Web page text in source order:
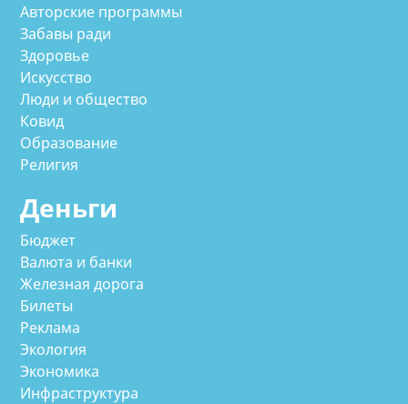
Авторские программы
Забавы ради
Здоровье
Искусство
Люди и общество
Ковид
Образование
Религия
Деньги
Бюджет
Валюта и банки
Железная дорога
Билеты
Реклама
Экология
Экономика
Инфраструктура